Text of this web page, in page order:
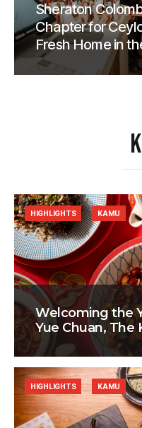
Sheraton
Chapter for
Fresh Home in
Welcoming the
Yue Chuan, The
HIGHLIGHTS KAMU
HIGHLIGHTS KAMU